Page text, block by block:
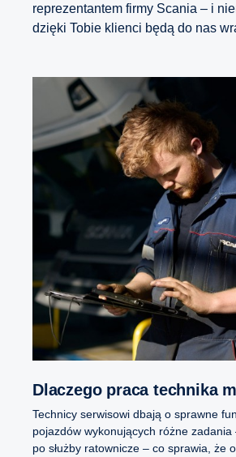
reprezentantem firmy Scania – i
dzięki Tobie klienci będą do nas
Dlaczego praca technika
Technicy serwisowi dbają o sprawne
pojazdów wykonujących różne
po służby ratownicze – co sprawia, że